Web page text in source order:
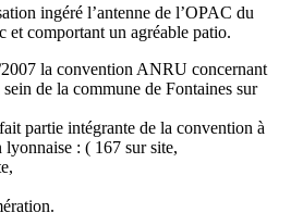
ingéré l’antenne de l’OPAC du
comportant un agréable patio.
la convention ANRU concernant
de la commune de Fontaines sur
partie intégrante de la convention à
lyonnaise : ( 167 sur site,